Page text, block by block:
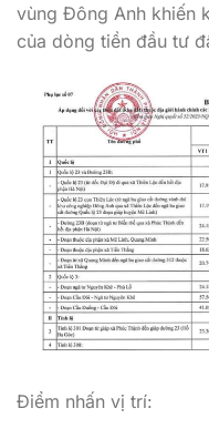
vùng Đông Anh khiến
của dòng tiền đầu tư
Điểm nhấn vị trí: